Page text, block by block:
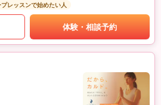
プレッスンで始めたい人
体験・相談予約